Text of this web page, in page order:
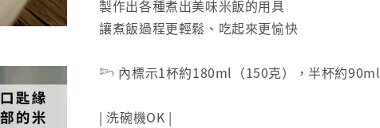
製作出各種煮出美味米飯的用具
讓煮飯過程更輕鬆、吃起來更愉快
𓆸 內標示1杯約180ml（150克），半杯約90ml
| 洗碗機OK |